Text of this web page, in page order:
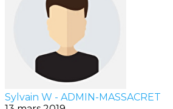
Sylvain W - ADMIN-MASSACRET